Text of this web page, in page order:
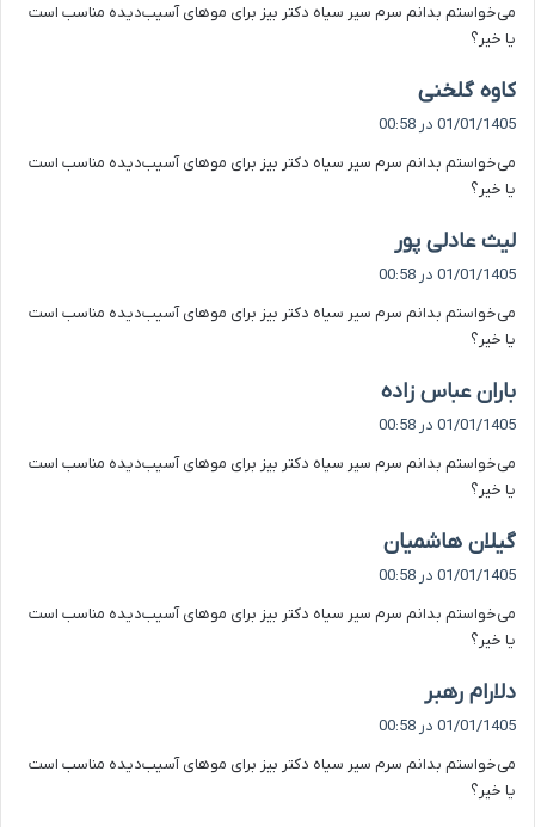
:
می‌خواستم بدانم سرم سیر سیاه دکتر بیز برای موهای آسیب‌دیده مناسب است
یا خیر؟
کاوه گلخنی
ف
:
01/01/1405 در 00:58
می‌خواستم بدانم سرم سیر سیاه دکتر بیز برای موهای آسیب‌دیده مناسب است
یا خیر؟
لیث عادلی پور
ف
:
01/01/1405 در 00:58
می‌خواستم بدانم سرم سیر سیاه دکتر بیز برای موهای آسیب‌دیده مناسب است
یا خیر؟
باران عباس زاده
:
01/01/1405 در 00:58
می‌خواستم بدانم سرم سیر سیاه دکتر بیز برای موهای آسیب‌دیده مناسب است
یا خیر؟
گیلان هاشمیان
ف
:
01/01/1405 در 00:58
می‌خواستم بدانم سرم سیر سیاه دکتر بیز برای موهای آسیب‌دیده مناسب است
یا خیر؟
دلارام رهبر
:
01/01/1405 در 00:58
می‌خواستم بدانم سرم سیر سیاه دکتر بیز برای موهای آسیب‌دیده مناسب است
یا خیر؟